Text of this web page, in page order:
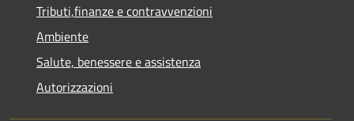
Tributi,finanze e contravvenzioni
Ambiente
Salute, benessere e assistenza
Autorizzazioni